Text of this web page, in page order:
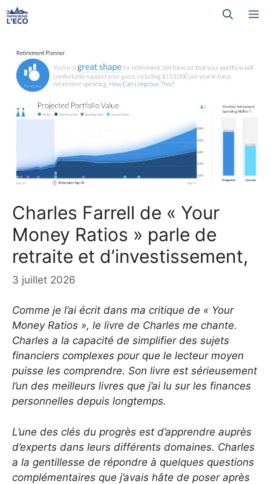
Aller
au
Charles Farrell de « Your
Money Ratios » parle de
retraite et d’investissement,
3 juillet 2026
Comme je l’ai écrit dans ma critique de « Your
Money Ratios », le livre de Charles me chante.
Charles a la capacité de simplifier des sujets
financiers complexes pour que le lecteur moyen
puisse les comprendre. Son livre est sérieusement
l’un des meilleurs livres que j’ai lu sur les finances
personnelles depuis longtemps.
L’une des clés du progrès est d’apprendre auprès
d’experts dans leurs différents domaines. Charles
a la gentillesse de répondre à quelques questions
complémentaires que j’avais hâte de poser après